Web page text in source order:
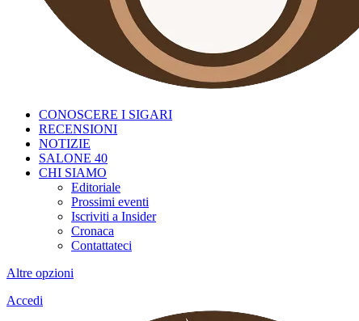
CONOSCERE I SIGARI
RECENSIONI
NOTIZIE
SALONE 40
CHI SIAMO
Editoriale
Prossimi eventi
Iscriviti a Insider
Cronaca
Contattateci
Altre opzioni
Accedi